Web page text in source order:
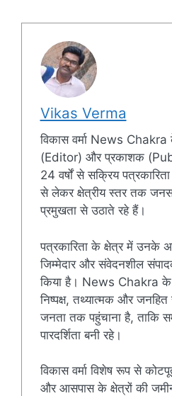
Vikas Verma
विकास वर्मा News
(Editor) और प्रकाशक
24 वर्षों से सक्रिय
से लेकर क्षेत्रीय स्तर तक
प्रमुखता से उठाते रहे हैं।
पत्रकारिता के क्षेत्र में उनके
जिम्मेदार और संवेदनशील
किया है। News Chakra के
निष्पक्ष, तथ्यात्मक और
जनता तक पहुंचाना है, ताकि
पारदर्शिता बनी रहे।
विकास वर्मा विशेष रूप से
और आसपास के क्षेत्रों की